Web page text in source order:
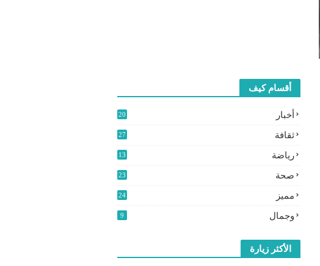
أقسام كيف
أخبار
20
ثقافة
27
رياضة
13
صحة 23
مميز
24
وجمال 9
الأكثر زيارة